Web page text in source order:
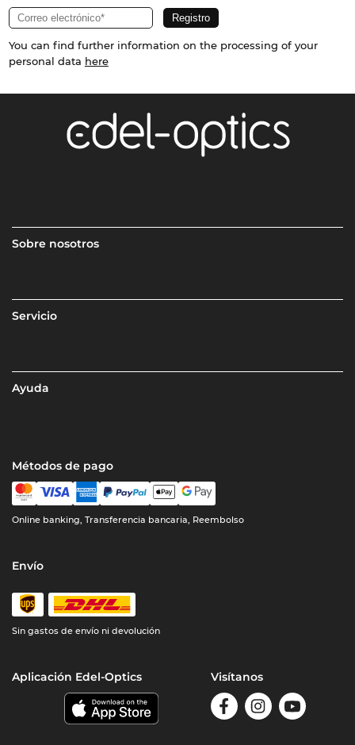
You can find further information on the processing of your
personal data here
Sobre nosotros
Servicio
Ayuda
Métodos de pago
Online banking, Transferencia bancaria, Reembolso
Envío
Sin gastos de envío ni devolución
Aplicación Edel-Optics Visítanos